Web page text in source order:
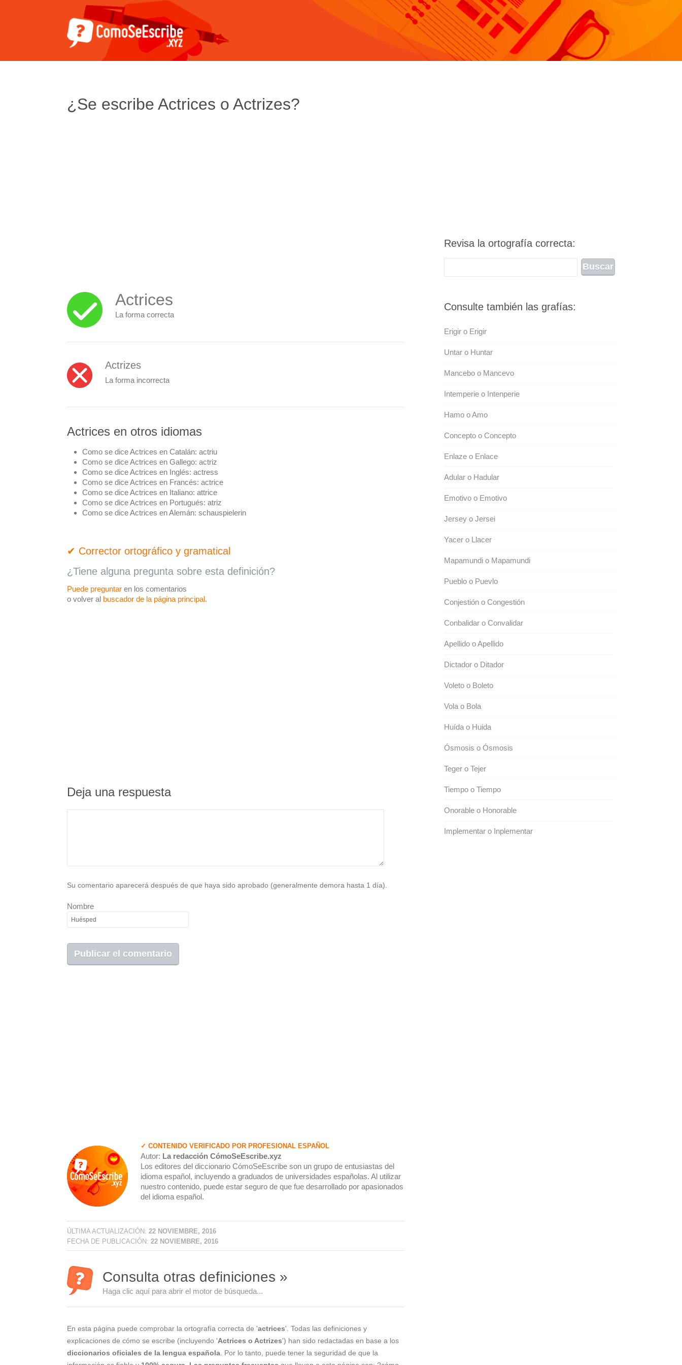
¿Se escribe Actrices o Actrizes?
Actrices
La forma correcta
Actrizes
La forma incorrecta
Actrices en otros idiomas
Como se dice Actrices en Catalán: actriu
Como se dice Actrices en Gallego: actriz
Como se dice Actrices en Inglés: actress
Como se dice Actrices en Francés: actrice
Como se dice Actrices en Italiano: attrice
Como se dice Actrices en Portugués: atriz
Como se dice Actrices en Alemán: schauspielerin
✔ Corrector ortográfico y gramatical
¿Tiene alguna pregunta sobre esta definición?
Puede preguntar en los comentarios
o volver al buscador de la página principal.
Deja una respuesta
Su comentario aparecerá después de que haya sido aprobado (generalmente demora hasta 1 día).
Nombre
✓ CONTENIDO VERIFICADO POR PROFESIONAL ESPAÑOL
Autor: La redacción CómoSeEscribe.xyz
Los editores del diccionario CómoSeEscribe son un grupo de entusiastas del
idioma español, incluyendo a graduados de universidades españolas. Al utilizar
nuestro contenido, puede estar seguro de que fue desarrollado por apasionados
del idioma español.
ÚLTIMA ACTUALIZACIÓN: 22 NOVIEMBRE, 2016
FECHA DE PUBLICACIÓN: 22 NOVIEMBRE, 2016
Consulta otras definiciones »
Haga clic aquí para abrir el motor de búsqueda...
En esta página puede comprobar la ortografía correcta de 'actrices'. Todas las definiciones y
explicaciones de cómo se escribe (incluyendo 'Actrices o Actrizes') han sido redactadas en base a los
diccionarios oficiales de la lengua española . Por lo tanto, puede tener la seguridad de que la
Revisa la ortografía correcta:
Consulte también las grafías:
Erigir o Erigir
Untar o Huntar
Mancebo o Mancevo
Intemperie o Intenperie
Hamo o Amo
Concepto o Concepto
Enlaze o Enlace
Adular o Hadular
Emotivo o Emotivo
Jersey o Jersei
Yacer o Llacer
Mapamundi o Mapamundi
Pueblo o Puevlo
Conjestión o Congestión
Conbalidar o Convalidar
Apellido o Apellido
Dictador o Ditador
Voleto o Boleto
Vola o Bola
Huída o Huida
Ósmosis o Ósmosis
Teger o Tejer
Tiempo o Tiempo
Onorable o Honorable
Implementar o Inplementar